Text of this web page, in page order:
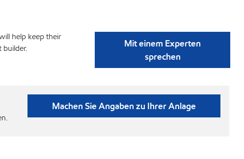
help keep their
Mit einem Experten
sprechen
Machen Sie Angaben zu Ihrer Anlage